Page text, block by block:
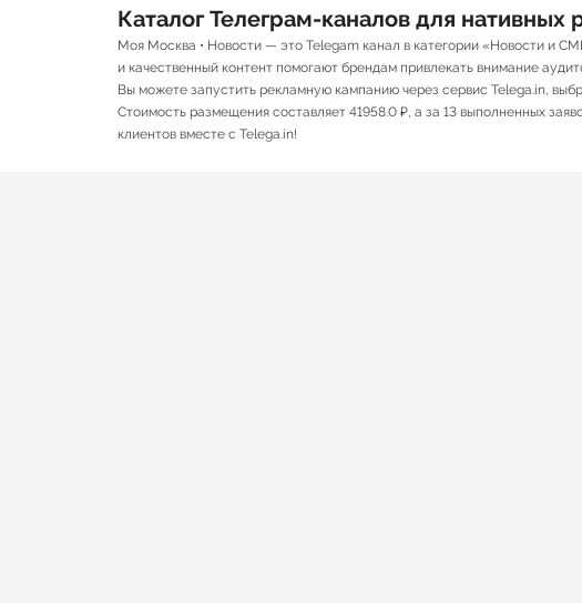
Каталог Телеграм-каналов для нативных
Моя Москва • Новости — это Telegam канал в категории «Новости и
и качественный контент помогают брендам привлекать внимание
Вы можете запустить рекламную кампанию через сервис Telega.in,
Стоимость размещения составляет 41958.0 ₽, а за 13 выполненных
клиентов вместе с Telega.in!